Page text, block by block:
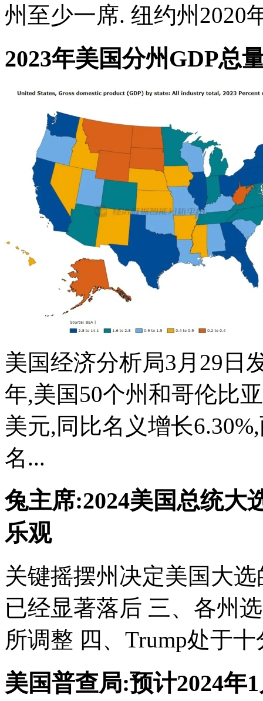
州至少一席. 纽约州2020
2023年美国分州GDP总
美国经济分析局3月29日
年,美国50个州和哥伦比
美元,同比名义增长
名...
兔主席:2024美国总统大
乐观
关键摇摆州决定美国大
已经显著落后 三、各州
所调整 四、Trump处于
美国普查局:预计2024年